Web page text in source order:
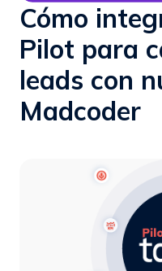
Cómo
Pilot para
leads con
Madcoder